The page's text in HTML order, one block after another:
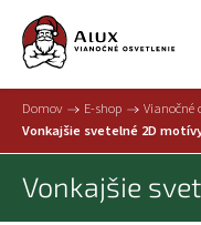
Domov / E-shop / Vianočné
Vonkajšie svetelné 2D
Vonkajšie